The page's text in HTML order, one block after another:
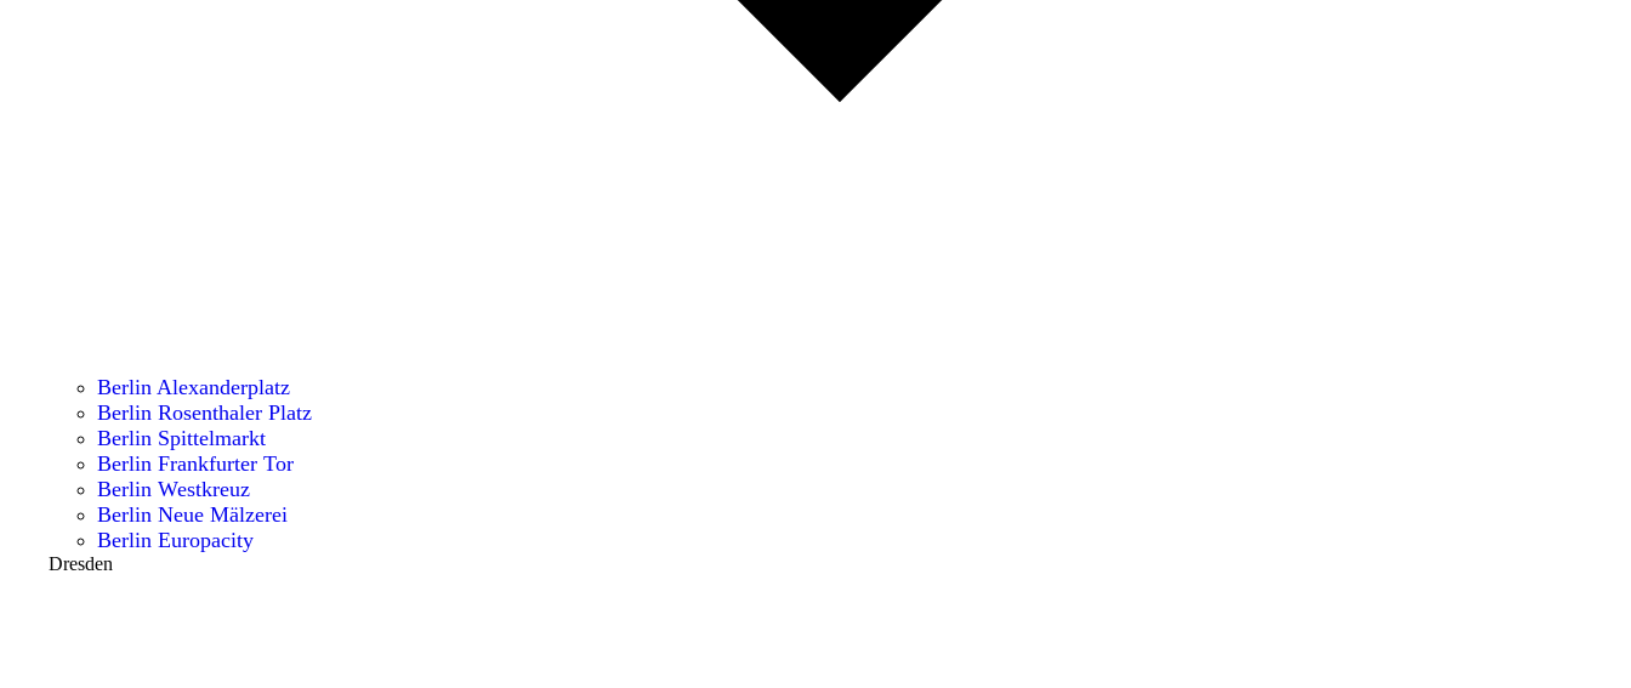
Berlin Alexanderplatz
Berlin Rosenthaler Platz
Berlin Spittelmarkt
Berlin Frankfurter Tor
Berlin Westkreuz
Berlin Neue Mälzerei
Berlin Europacity
Dresden